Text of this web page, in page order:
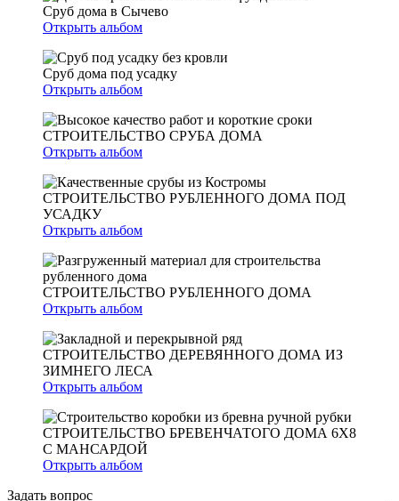
Сруб дома в Сычево
Открыть альбом
Сруб дома под усадку
Открыть альбом
СТРОИТЕЛЬСТВО СРУБА ДОМА
Открыть альбом
СТРОИТЕЛЬСТВО РУБЛЕННОГО ДОМА ПОД
УСАДКУ
Открыть альбом
СТРОИТЕЛЬСТВО РУБЛЕННОГО ДОМА
Открыть альбом
СТРОИТЕЛЬСТВО ДЕРЕВЯННОГО ДОМА ИЗ
ЗИМНЕГО ЛЕСА
Открыть альбом
СТРОИТЕЛЬСТВО БРЕВЕНЧАТОГО ДОМА 6Х8
С МАНСАРДОЙ
Открыть альбом
Задать вопрос